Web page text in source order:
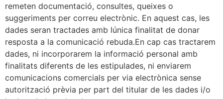
remeten documentació, consultes, queixes o
suggeriments per correu electrònic. En aquest cas, les
dades seran tractades amb lúnica finalitat de donar
resposta a la comunicació rebuda.En cap cas tractarem
dades, ni incorporarem la informació personal amb
finalitats diferents de les estipulades, ni enviarem
comunicacions comercials per via electrònica sense
autorització prèvia per part del titular de les dades i/o